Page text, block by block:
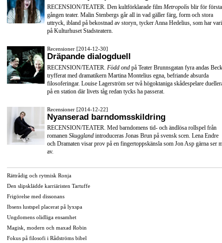
RECENSION/TEATER. Den kultförklarade film Metropolis blir för första
gången teater. Malin Stenbergs går all in vad gäller färg, form och stora
uttryck, ibland på bekostnad av storyn, tycker Anna Hedelius, som har
på Kulturhuset Stadsteatern.
Recensioner [2014-12-30]
Dräpande dialogduell
RECENSION/TEATER. Född ond på Teater Brunnsgatan fyra andas
tryfferat med dramatikern Martina Montelius egna, befriande absurda
filosoferingar. Louise Lagerström ser två högoktaniga skådespelare
på en station där livets tåg redan tycks ha passerat.
Recensioner [2014-12-22]
Nyanserad barndomsskildring
RECENSION/TEATER. Med barndomens tid- och ändlösa rollspel från
romanen Skuggland introduceras Jonas Brun på svensk scen. Lena Endre
och Dramaten visar prov på en fingertoppskänsla som Jon Asp gärna ser
av.
Rättrådig och rytmisk Ronja
Den slipsklädde karriäristen Tartuffe
Frigörelse med dissonans
Ibsens lustspel placerat på lyxspa
Ungdomens olidliga ensamhet
Magisk, modern och maxad Robin
Fokus på filosofi i Rådströms bibel